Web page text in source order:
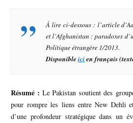
À lire ci-dessous : l’article
et l’Afghanistan : paradoxes
Politique étrangère 1/2013.
Disponibleicien français
Résumé : Le Pakistan soutient des
pour rompre les liens entre New Dehli
d’une profondeur stratégique dans un